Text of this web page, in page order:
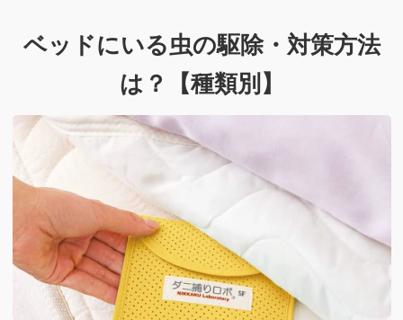
ベッドにいる虫の駆除・対策方法
は？【種類別】